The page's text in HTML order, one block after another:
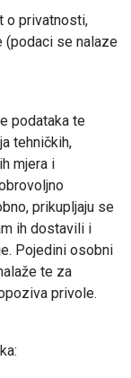
o privatnosti,
(podaci se nalaze
podataka te
tehničkih,
mjera i
prikupljaju se
ih dostavili i
Pojedini osobni
te za
privole.